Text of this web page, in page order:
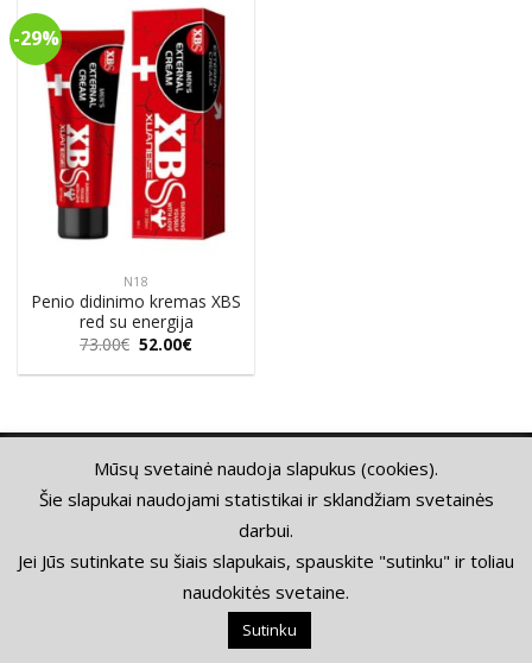
-29%
N18
Penio didinimo kremas XBS
red su energija
73.00€ Original
price
was:
52.00€Current
is:
KONTAKTAI APMOKĖJIMAS IR PRISTATYMAS
PIRKIMO TAISYKLĖS
PRIVATUMO POLITIKA
GRĄŽINIMAS
Copyright 2026 © Visos teisės saugomos. Puslapio turinį
kopijuoti griežtai draudžiama Vuno.lt™
Mūsų svetainė naudoja slapukus (cookies).
Šie slapukai naudojami statistikai ir sklandžiam svetainės
darbui.
Jei Jūs sutinkate su šiais slapukais, spauskite "sutinku" ir toliau
naudokitės svetaine.
Sutinku